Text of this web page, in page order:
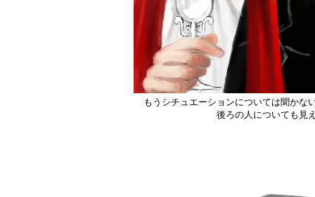
もうシチュエーションについては聞か
後ろの人についても見